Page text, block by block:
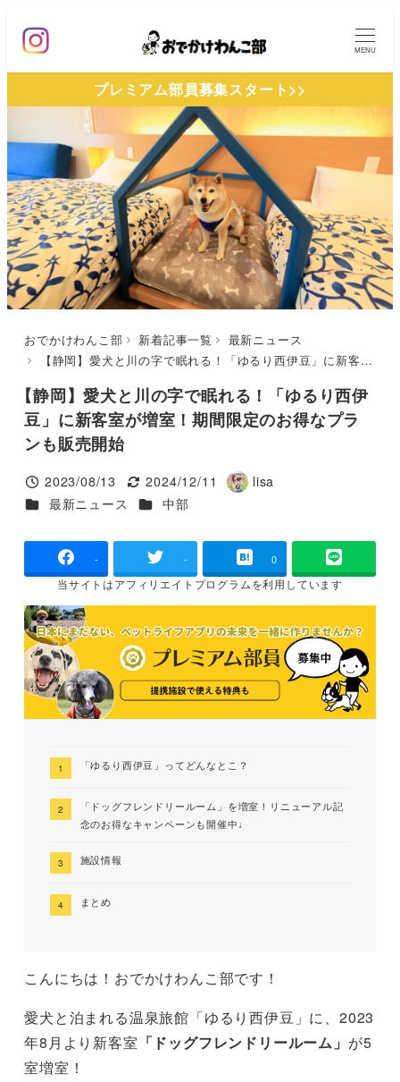
ン
テ
ン
ツ
へ
移
動
MENU
プレミアム部員募集スタート>>
おでかけわんこ部 新着記事一覧
最新ニュース
【静岡】愛犬と川の字で眠れる！「ゆるり西伊豆」に新客室が増室！期間限定のお得なプランも販売開始
【静岡】愛犬と川の字で眠れる！「ゆるり西伊
豆」に新客室が増室！期間限定のお得なプラ
ンも販売開始
投稿日
2023/08/13
更新日
2024/12/11
著
lisa
カテゴリー
最新ニュース カテゴリー
中部
- - 0
当サイトはアフィリエイトプログラムを利用しています
「ゆるり西伊豆」ってどんなとこ？
「ドッグフレンドリールーム」を増室！リニューアル記
念のお得なキャンペーンも開催中♩
施設情報
まとめ
こんにちは！おでかけわんこ部です！
愛犬と泊まれる温泉旅館「ゆるり西伊豆」に、2023
年8月より新客室 「ドッグフレンドリールーム」 が5
室増室！